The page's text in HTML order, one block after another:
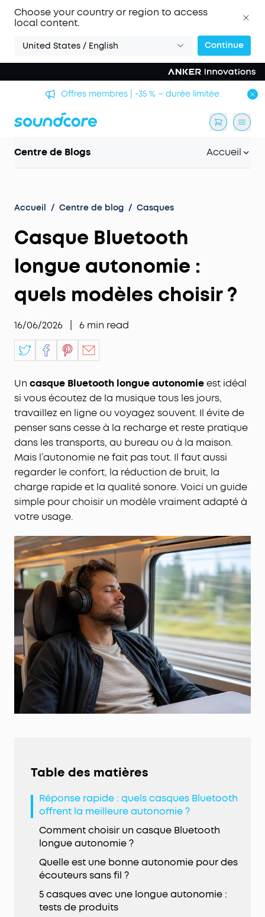
Choose your country or region to access
local content.
United States / English Continue
Offres membres | -35 % – durée limitée.
Centre de Blogs Accueil
Accueil / Centre de blog / Casques
Casque Bluetooth
longue autonomie :
quels modèles choisir ?
16/06/2026 6 min read
Un casque Bluetooth longue autonomieest idéal
si vous écoutez de la musique tous les jours,
travaillez en ligne ou voyagez souvent. Il évite de
penser sans cesse à la recharge et reste pratique
dans les transports, au bureau ou à la maison.
Mais l’autonomie ne fait pas tout. Il faut aussi
regarder le confort, la réduction de bruit, la
charge rapide et la qualité sonore. Voici un guide
simple pour choisir un modèle vraiment adapté à
votre usage.
Table des matières
Réponse rapide : quels casques Bluetooth
offrent la meilleure autonomie ?
Comment choisir un casque Bluetooth
longue autonomie ?
Quelle est une bonne autonomie pour des
écouteurs sans fil ?
5 casques avec une longue autonomie :
tests de produits